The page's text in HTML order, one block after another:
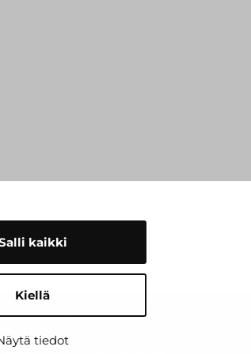
kaikki
Kiellä
tiedot
KYSY TAI SOITA
ASIAKAS­